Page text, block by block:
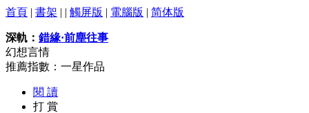
首頁 | 書架 | | 觸屏版 | 電腦版 | 简体版
深軌： 錯緣·前塵往事
幻想言情
推薦指數：一星作品
閱 讀
打 賞